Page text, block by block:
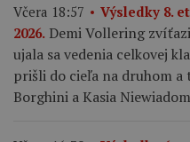
Včera 18:57
Výsledky 8.
2026. Demi Vollering
ujala sa vedenia celkovej
prišli do cieľa na druhom
Borghini a Kasia